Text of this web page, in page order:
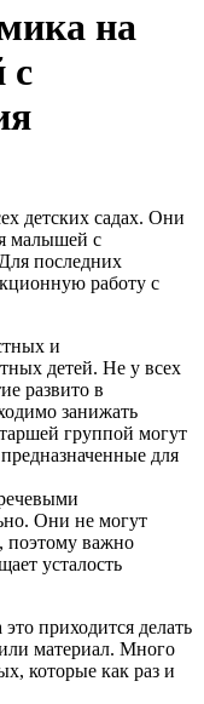
на
с
детских садах. Они
малышей с
последних
работу с
и
детей. Не у всех
развито в
занижать
группой могут
для
Они не могут
поэтому важно
усталость
приходится делать
материал. Много
которые как раз и